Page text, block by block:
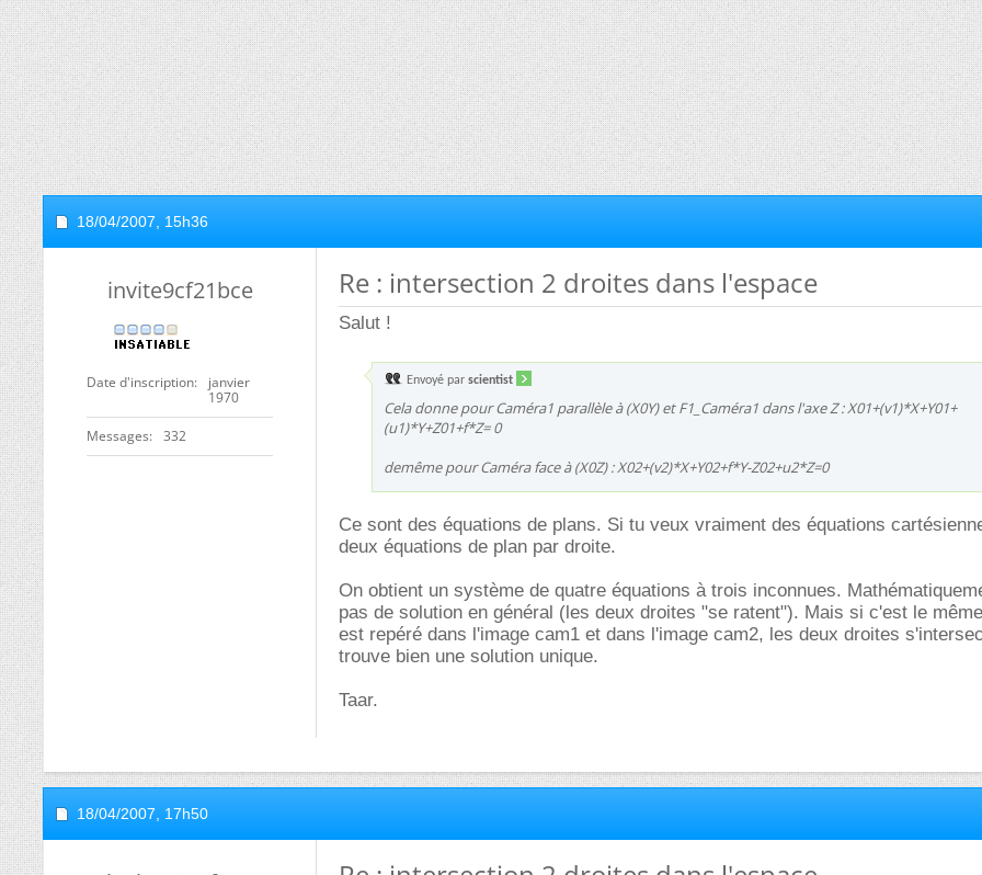
18/04/2007, 15h36
invite9cf21bce
Date d'inscription
janvier
1970
Messages 332
Re : intersection 2 droites dans l'espace
Salut !
Envoyé par scientist
Cela donne pour Caméra1 parallèle à (X0Y) et F1_Caméra1 dans l'axe Z : X01+(v1)*X+Y01+
(u1)*Y+Z01+f*Z= 0
demême pour Caméra face à (X0Z) : X02+(v2)*X+Y02+f*Y-Z02+u2*Z=0
Ce sont des équations de plans. Si tu veux vraiment des équations
deux équations de plan par droite.
On obtient un système de quatre équations à trois inconnues.
pas de solution en général (les deux droites "se ratent"). Mais si c'est le
est repéré dans l'image cam1 et dans l'image cam2, les deux droites
trouve bien une solution unique.
Taar.
18/04/2007, 17h50